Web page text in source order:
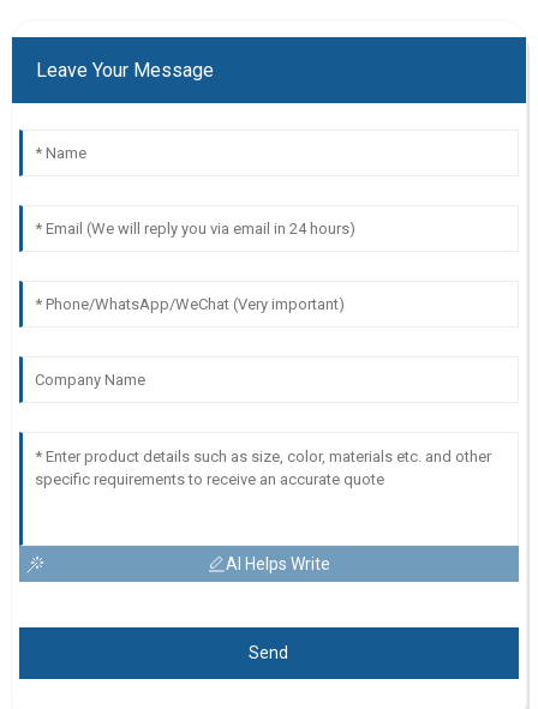
Leave Your Message
AI Helps Write
Send